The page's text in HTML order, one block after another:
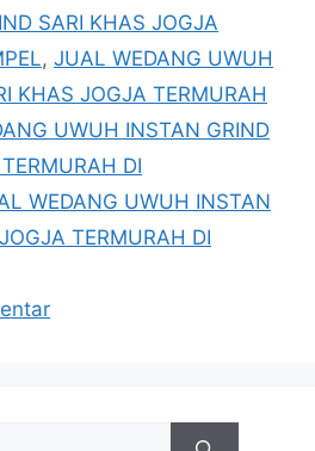
SARI KHAS JOGJA
, JUAL WEDANG UWUH
KHAS JOGJA TERMURAH
UWUH INSTAN GRIND
DI
WEDANG UWUH INSTAN
TERMURAH DI